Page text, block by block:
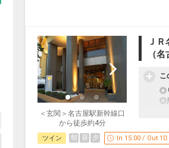
●
イ
＜玄関＞名古屋駅新幹線口
から徒歩約4分
Ｊ
（
こ
◎
◎
●
※
ツイン 朝 昼 夕 In 15:00 / Out